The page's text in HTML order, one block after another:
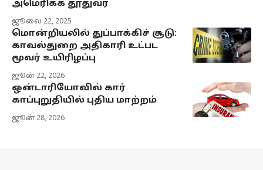
அமெரிக்க தூதுவர்
ஜூலை 22, 2025
மொன்றியலில் துப்பாக்கிச் சூடு:
காவல்துறை அதிகாரி உட்பட
மூவர் உயிரிழப்பு
ஜூன் 22, 2026
ஒன்டாரியோவில் கார்
காப்புறுதியில் புதிய மாற்றம்
ஜூன் 28, 2026